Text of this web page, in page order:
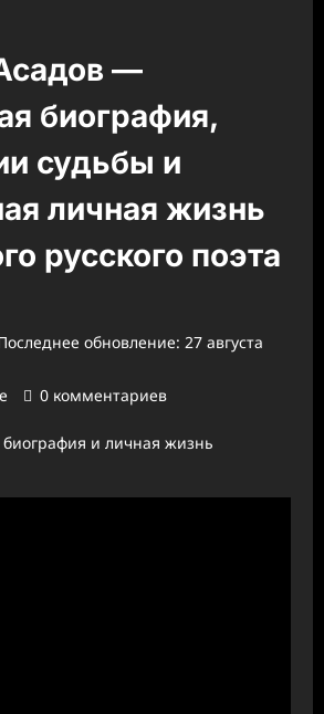
—
биография,
судьбы и
личная жизнь
русского поэта
обновление: 27 августа
0 комментариев